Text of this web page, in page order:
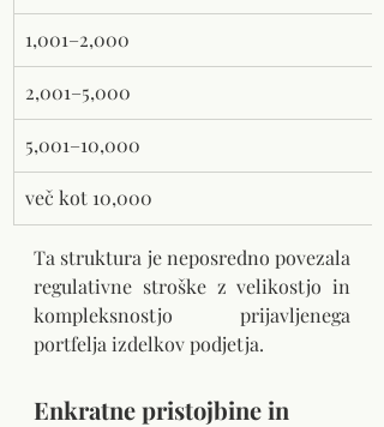
1,001–2,000
2,001–5,000
5,001–10,000
več kot 10,000
Ta struktura je neposredno povezala
regulativne stroške z velikostjo in
kompleksnostjo prijavljenega
portfelja izdelkov podjetja.
Enkratne pristojbine in